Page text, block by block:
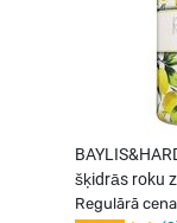
šķidrās roku
Regulārā cena